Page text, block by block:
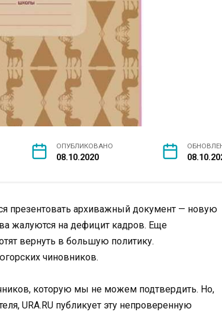
ОПУБЛИКОВАНО
08.10.2020
презентовать архиважный документ — новую
жалуются на дефицит кадров. Еще
вернуть в большую политику.
чиновников.
которую мы не можем подтвердить. Но,
URA.RU публикует эту непроверенную